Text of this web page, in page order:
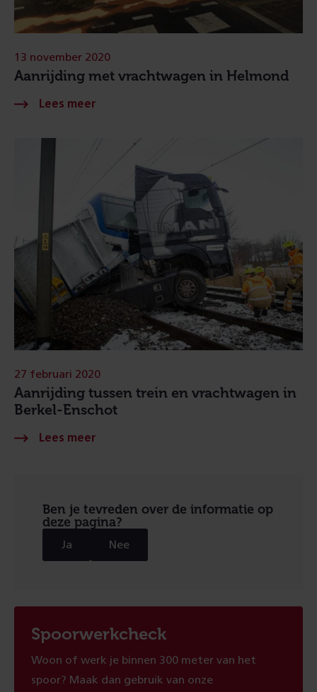
Aanrijding met vrachtwagen in Helmond
13 november 2020
Aanrijding tussen trein en vrachtwagen in
Berkel-Enschot
27 februari 2020
Ben je tevreden over de informatie op
deze pagina?
Ja Nee
Spoorwerkcheck
Woon of werk je binnen 300 meter van het
spoor? Maak dan gebruik van onze